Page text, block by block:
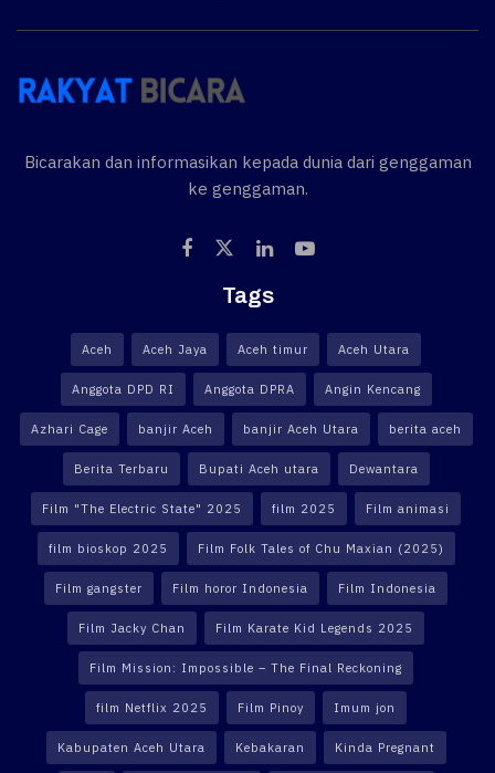
Bicarakan dan informasikan kepada dunia dari genggaman
ke genggaman.
Tags
Aceh Aceh Jaya Aceh timur Aceh Utara
Anggota DPD RI Anggota DPRA Angin Kencang
Azhari Cage banjir Aceh banjir Aceh Utara berita aceh
Berita Terbaru Bupati Aceh utara Dewantara
Film "The Electric State" 2025 film 2025 Film animasi
film bioskop 2025 Film Folk Tales of Chu Maxian (2025)
Film gangster Film horor Indonesia Film Indonesia
Film Jacky Chan Film Karate Kid Legends 2025
Film Mission: Impossible – The Final Reckoning
film Netflix 2025 Film Pinoy Imum jon
Kabupaten Aceh Utara Kebakaran Kinda Pregnant